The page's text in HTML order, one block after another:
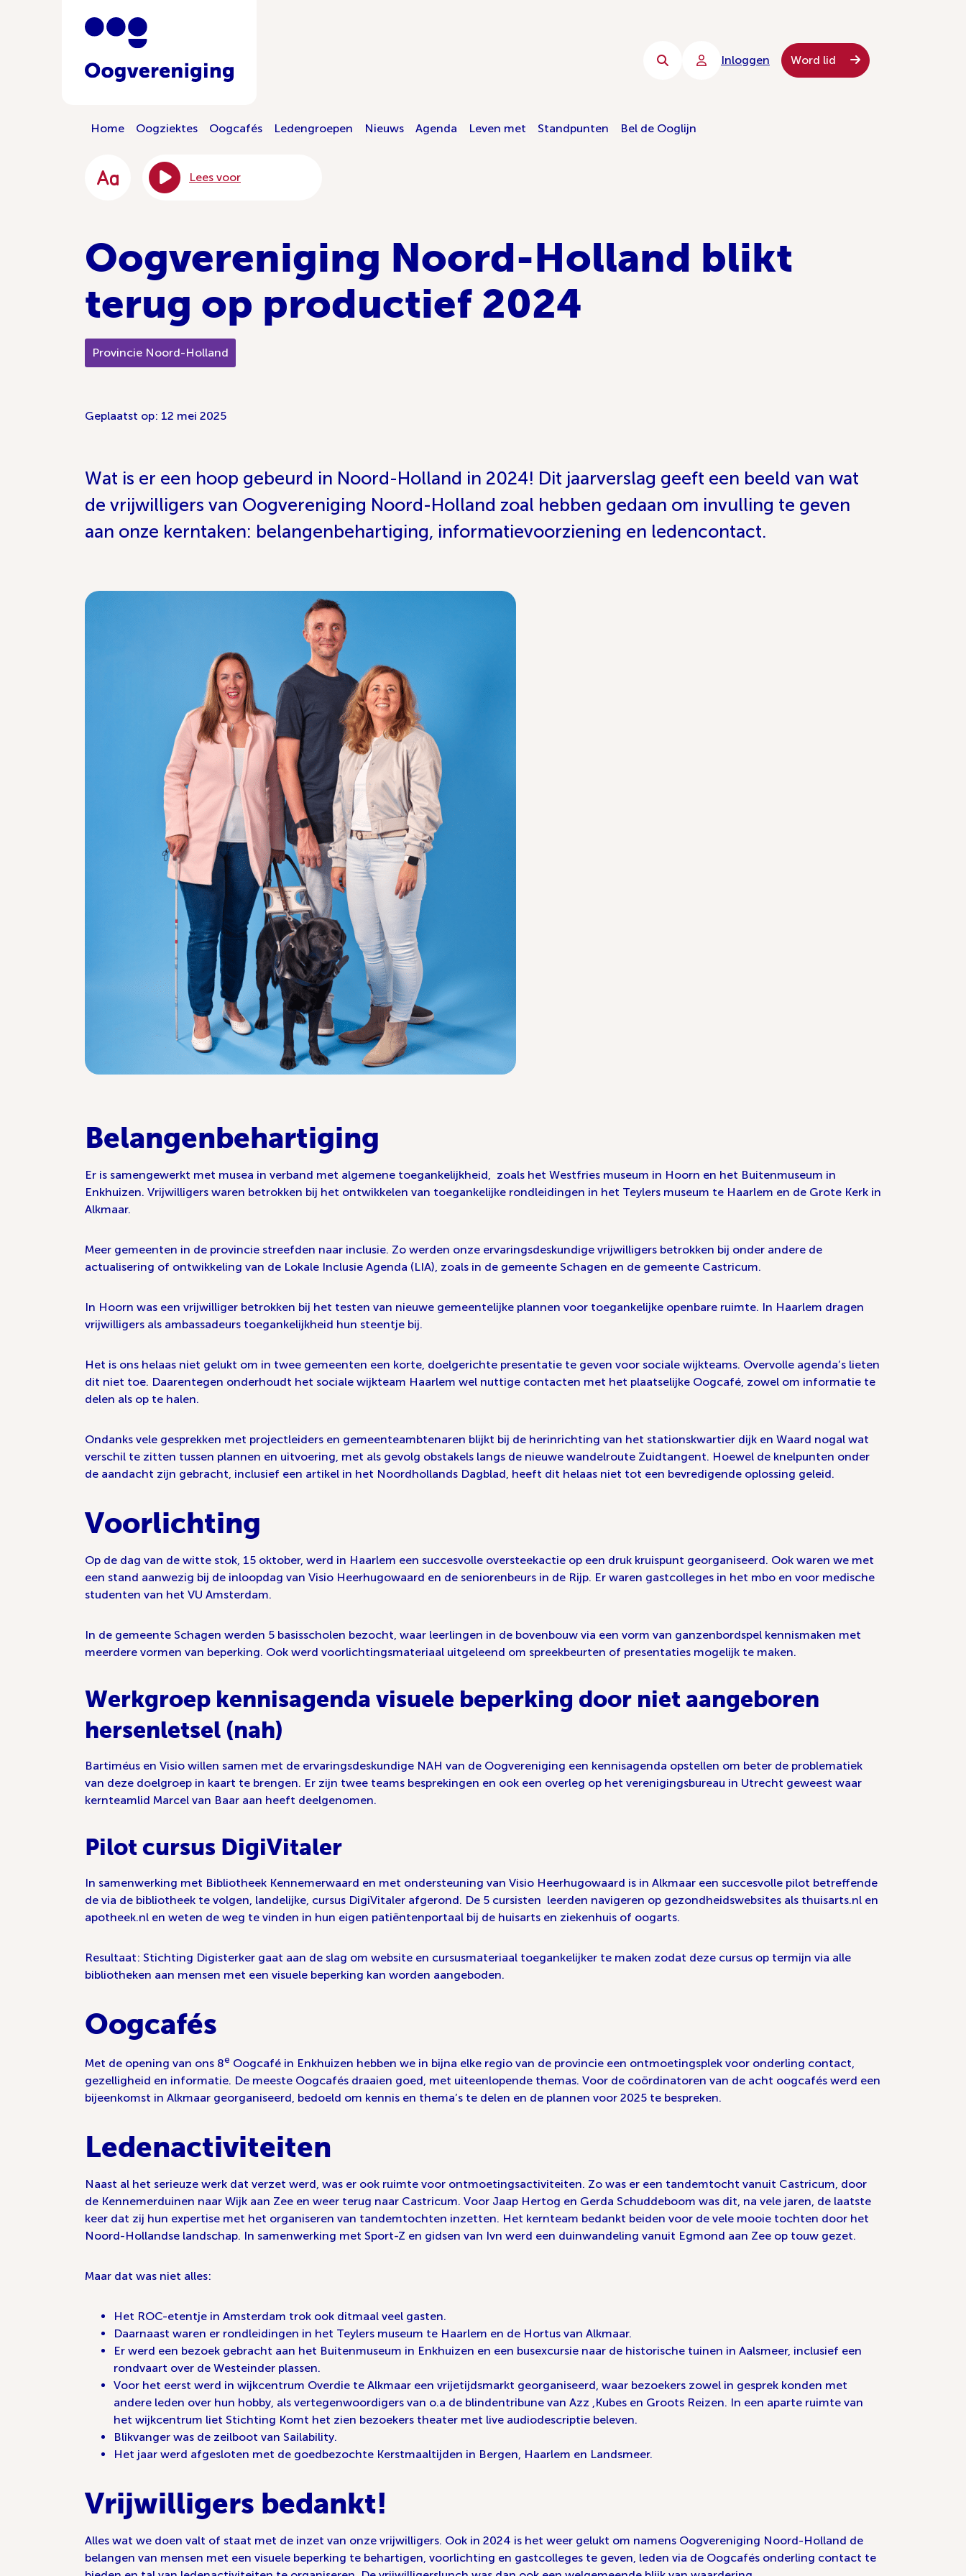
Inloggen Word lid
Home Oogziektes Oogcafés Ledengroepen Nieuws Agenda Leven met Standpunten Bel de Ooglijn
Lees voor
Oogvereniging Noord-Holland blikt
terug op productief 2024
Provincie Noord-Holland
Geplaatst op: 12 mei 2025
Wat is er een hoop gebeurd in Noord-Holland in 2024! Dit jaarverslag geeft een beeld van wat
de vrijwilligers van Oogvereniging Noord-Holland zoal hebben gedaan om invulling te geven
aan onze kerntaken: belangenbehartiging, informatievoorziening en ledencontact.
Belangenbehartiging
Er is samengewerkt met musea in verband met algemene toegankelijkheid, zoals het Westfries museum in Hoorn en het Buitenmuseum in
Enkhuizen. Vrijwilligers waren betrokken bij het ontwikkelen van toegankelijke rondleidingen in het Teylers museum te Haarlem en de Grote Kerk in
Alkmaar.
Meer gemeenten in de provincie streefden naar inclusie. Zo werden onze ervaringsdeskundige vrijwilligers betrokken bij onder andere de
actualisering of ontwikkeling van de Lokale Inclusie Agenda (LIA), zoals in de gemeente Schagen en de gemeente Castricum.
In Hoorn was een vrijwilliger betrokken bij het testen van nieuwe gemeentelijke plannen voor toegankelijke openbare ruimte. In Haarlem dragen
vrijwilligers als ambassadeurs toegankelijkheid hun steentje bij.
Het is ons helaas niet gelukt om in twee gemeenten een korte, doelgerichte presentatie te geven voor sociale wijkteams. Overvolle agenda’s lieten
dit niet toe. Daarentegen onderhoudt het sociale wijkteam Haarlem wel nuttige contacten met het plaatselijke Oogcafé, zowel om informatie te
delen als op te halen.
Ondanks vele gesprekken met projectleiders en gemeenteambtenaren blijkt bij de herinrichting van het stationskwartier dijk en Waard nogal wat
verschil te zitten tussen plannen en uitvoering, met als gevolg obstakels langs de nieuwe wandelroute Zuidtangent. Hoewel de knelpunten onder
de aandacht zijn gebracht, inclusief een artikel in het Noordhollands Dagblad, heeft dit helaas niet tot een bevredigende oplossing geleid.
Voorlichting
Op de dag van de witte stok, 15 oktober, werd in Haarlem een succesvolle oversteekactie op een druk kruispunt georganiseerd. Ook waren we met
een stand aanwezig bij de inloopdag van Visio Heerhugowaard en de seniorenbeurs in de Rijp. Er waren gastcolleges in het mbo en voor medische
studenten van het VU Amsterdam.
In de gemeente Schagen werden 5 basisscholen bezocht, waar leerlingen in de bovenbouw via een vorm van ganzenbordspel kennismaken met
meerdere vormen van beperking. Ook werd voorlichtingsmateriaal uitgeleend om spreekbeurten of presentaties mogelijk te maken.
Werkgroep kennisagenda visuele beperking door niet aangeboren
hersenletsel (nah)
Bartiméus en Visio willen samen met de ervaringsdeskundige NAH van de Oogvereniging een kennisagenda opstellen om beter de problematiek
van deze doelgroep in kaart te brengen. Er zijn twee teams besprekingen en ook een overleg op het verenigingsbureau in Utrecht geweest waar
kernteamlid Marcel van Baar aan heeft deelgenomen.
Pilot cursus DigiVitaler
In samenwerking met Bibliotheek Kennemerwaard en met ondersteuning van Visio Heerhugowaard is in Alkmaar een succesvolle pilot betreffende
de via de bibliotheek te volgen, landelijke, cursus DigiVitaler afgerond. De 5 cursisten leerden navigeren op gezondheidswebsites als thuisarts.nl en
apotheek.nl en weten de weg te vinden in hun eigen patiëntenportaal bij de huisarts en ziekenhuis of oogarts.
Resultaat: Stichting Digisterker gaat aan de slag om website en cursusmateriaal toegankelijker te maken zodat deze cursus op termijn via alle
bibliotheken aan mensen met een visuele beperking kan worden aangeboden.
Oogcafés
Met de opening van ons 8e Oogcafé in Enkhuizen hebben we in bijna elke regio van de provincie een ontmoetingsplek voor onderling contact,
gezelligheid en informatie. De meeste Oogcafés draaien goed, met uiteenlopende themas. Voor de coördinatoren van de acht oogcafés werd een
bijeenkomst in Alkmaar georganiseerd, bedoeld om kennis en thema’s te delen en de plannen voor 2025 te bespreken.
Ledenactiviteiten
Naast al het serieuze werk dat verzet werd, was er ook ruimte voor ontmoetingsactiviteiten. Zo was er een tandemtocht vanuit Castricum, door
de Kennemerduinen naar Wijk aan Zee en weer terug naar Castricum. Voor Jaap Hertog en Gerda Schuddeboom was dit, na vele jaren, de laatste
keer dat zij hun expertise met het organiseren van tandemtochten inzetten. Het kernteam bedankt beiden voor de vele mooie tochten door het
Noord-Hollandse landschap. In samenwerking met Sport-Z en gidsen van Ivn werd een duinwandeling vanuit Egmond aan Zee op touw gezet.
Maar dat was niet alles:
Het ROC-etentje in Amsterdam trok ook ditmaal veel gasten.
Daarnaast waren er rondleidingen in het Teylers museum te Haarlem en de Hortus van Alkmaar.
Er werd een bezoek gebracht aan het Buitenmuseum in Enkhuizen en een busexcursie naar de historische tuinen in Aalsmeer, inclusief een
rondvaart over de Westeinder plassen.
Voor het eerst werd in wijkcentrum Overdie te Alkmaar een vrijetijdsmarkt georganiseerd, waar bezoekers zowel in gesprek konden met
andere leden over hun hobby, als vertegenwoordigers van o.a de blindentribune van Azz ,Kubes en Groots Reizen. In een aparte ruimte van
het wijkcentrum liet Stichting Komt het zien bezoekers theater met live audiodescriptie beleven.
Blikvanger was de zeilboot van Sailability.
Het jaar werd afgesloten met de goedbezochte Kerstmaaltijden in Bergen, Haarlem en Landsmeer.
Vrijwilligers bedankt!
Alles wat we doen valt of staat met de inzet van onze vrijwilligers. Ook in 2024 is het weer gelukt om namens Oogvereniging Noord-Holland de
belangen van mensen met een visuele beperking te behartigen, voorlichting en gastcolleges te geven, leden via de Oogcafés onderling contact te